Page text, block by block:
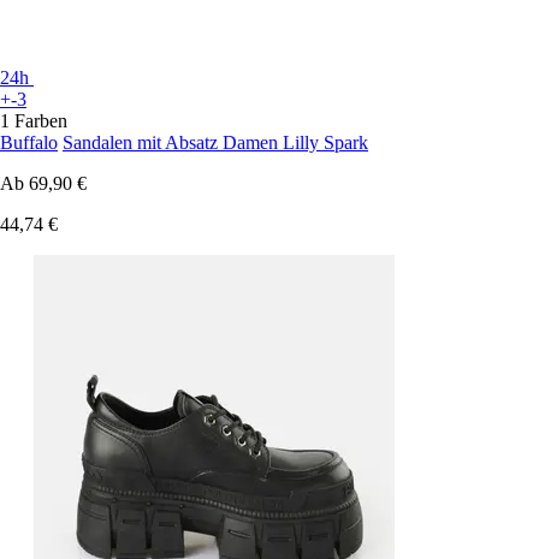
24h
+-3
1 Farben
Buffalo Sandalen mit Absatz Damen Lilly Spark
Ab 69,90 €
44,74 €